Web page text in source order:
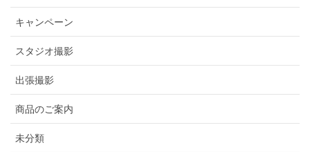
キャンペーン
スタジオ撮影
出張撮影
商品のご案内
未分類